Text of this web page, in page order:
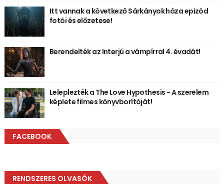
Itt vannak a következő Sárkányok háza epizód
fotói és előzetese!
Berendelték az Interjú a vámpírral 4. évadát!
Leleplezték a The Love Hypothesis - A szerelem
képlete filmes könyvborítóját!
FACEBOOK
RENDSZERES OLVASÓK